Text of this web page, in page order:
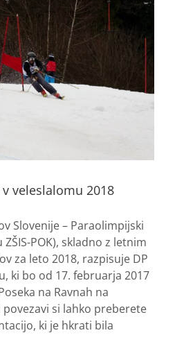
veleslalomu 2018
Slovenije – Paraolimpijski
POK), skladno z letnim
za leto 2018, razpisuje DP
ki bo od 17. februarja 2017
na Ravnah na
si lahko preberete
ki je hkrati bila